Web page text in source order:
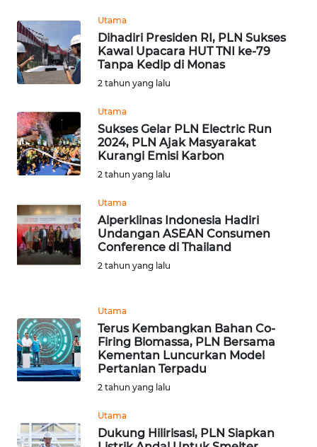
Utama
Dihadiri Presiden RI, PLN Sukses
Kawal Upacara HUT TNI ke-79
Tanpa Kedip di Monas
2 tahun yang lalu
Utama
Sukses Gelar PLN Electric Run
2024, PLN Ajak Masyarakat
Kurangi Emisi Karbon
2 tahun yang lalu
Utama
Alperklinas Indonesia Hadiri
Undangan ASEAN Consumen
Conference di Thailand
2 tahun yang lalu
Utama
Terus Kembangkan Bahan Co-
Firing Biomassa, PLN Bersama
Kementan Luncurkan Model
Pertanian Terpadu
2 tahun yang lalu
Utama
Dukung Hilirisasi, PLN Siapkan
LABUHANBATU
WN
TENGAH
WN DELI
SERDANG
WN
TEBING
TINGGI
WN
KARAWANG
WN
WN
BOGOR